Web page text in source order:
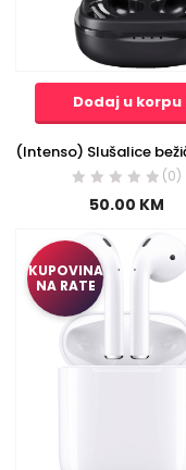
Dodaj u korpu
(0)
50.00 KM
KUPOVINA
NA RATE